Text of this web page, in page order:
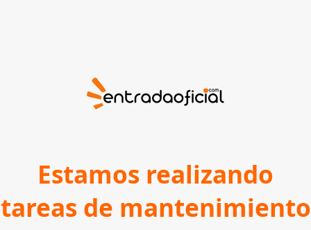
Estamos realizando
tareas de mantenimiento